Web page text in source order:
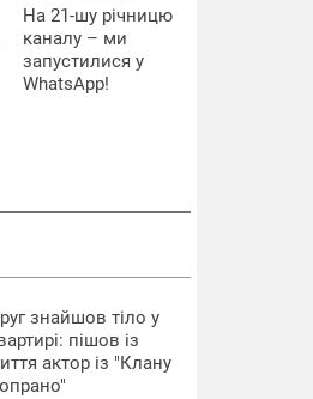
На 21-шу річницю
каналу – ми
запустилися у
WhatsApp!
знайшов тіло у
пішов із
актор із "Клану